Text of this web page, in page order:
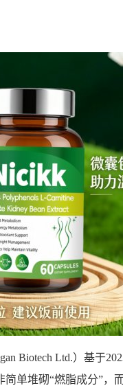
Biotech Ltd.）基于
单堆砌“燃脂成分”，